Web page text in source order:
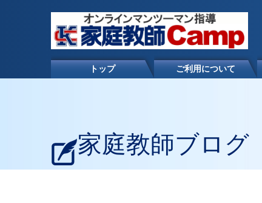
トップ ご利用について
家庭教師ブログ